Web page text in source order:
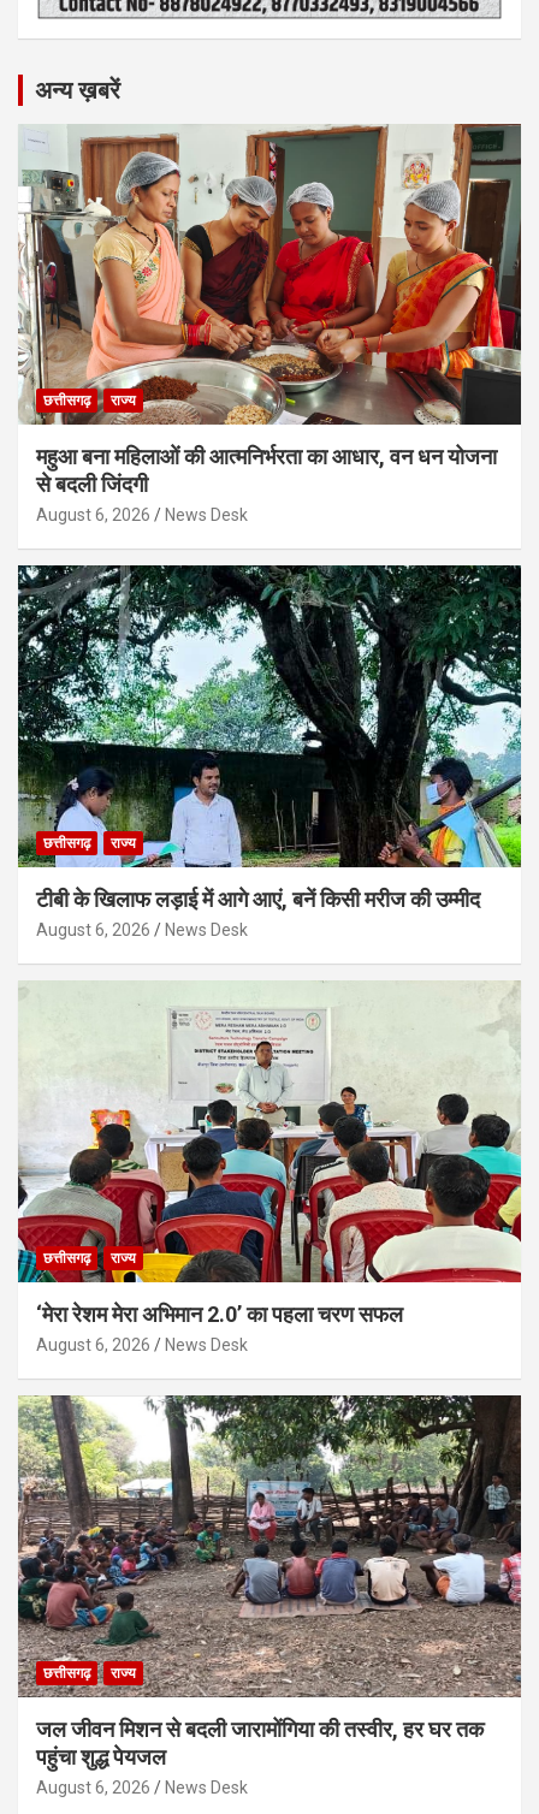
अन्य ख़बरें
छत्तीसगढ़ राज्य
महुआ बना महिलाओं की आत्मनिर्भरता का आधार, वन धन योजना
से बदली जिंदगी
August 6, 2026 News Desk
छत्तीसगढ़ राज्य
टीबी के खिलाफ लड़ाई में आगे आएं, बनें किसी मरीज की उम्मीद
August 6, 2026 News Desk
छत्तीसगढ़ राज्य
‘मेरा रेशम मेरा अभिमान 2.0’ का पहला चरण सफल
August 6, 2026 News Desk
छत्तीसगढ़ राज्य
जल जीवन मिशन से बदली जारामोंगिया की तस्वीर, हर घर तक
पहुंचा शुद्ध पेयजल
August 6, 2026 News Desk